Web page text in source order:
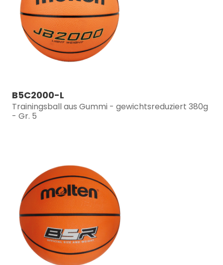
B5C2000-L
Trainingsball aus Gummi - gewichtsreduziert 380g
- Gr. 5